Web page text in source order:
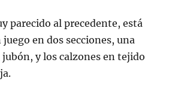
parecido al precedente, está
en dos secciones, una
y los calzones en tejido